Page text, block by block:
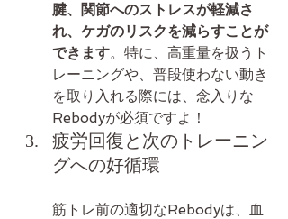
腱、関節へのストレスが軽減さ
れ、ケガのリスクを減らすことが
できます。特に、高重量を扱うト
レーニングや、普段使わない動き
を取り入れる際には、念入りな
Rebodyが必須ですよ！
疲労回復と次のトレーニン
グへの好循環
筋トレ前の適切なRebodyは、血